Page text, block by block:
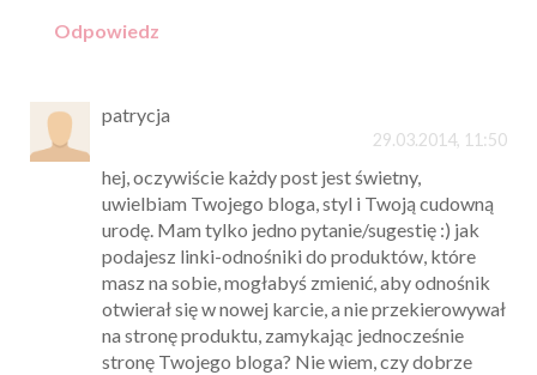
Odpowiedz
patrycja
29.03.2014, 11:50
hej, oczywiście każdy post jest świetny,
uwielbiam Twojego bloga, styl i Twoją cudowną
urodę. Mam tylko jedno pytanie/sugestię :) jak
podajesz linki-odnośniki do produktów, które
masz na sobie, mogłabyś zmienić, aby odnośnik
otwierał się w nowej karcie, a nie przekierowywał
na stronę produktu, zamykając jednocześnie
stronę Twojego bloga? Nie wiem, czy dobrze